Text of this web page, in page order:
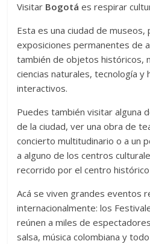
Visitar Bogotá es respirar
Esta es una ciudad de
exposiciones permanentes de
también de objetos históricos,
ciencias naturales, tecnología y
interactivos.
Puedes también visitar alguna
de la ciudad, ver una obra de
concierto multitudinario o a un
a alguno de los centros
recorrido por el centro histórico
Acá se viven grandes eventos
internacionalmente: los
reúnen a miles de
salsa, música colombiana y